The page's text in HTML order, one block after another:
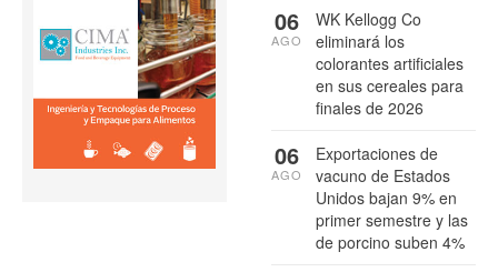
WK Kellogg Co
eliminará los
colorantes artificiales
en sus cereales para
finales de 2026
06
AGO
Exportaciones de
vacuno de Estados
Unidos bajan 9% en
primer semestre y las
de porcino suben 4%
06
AGO